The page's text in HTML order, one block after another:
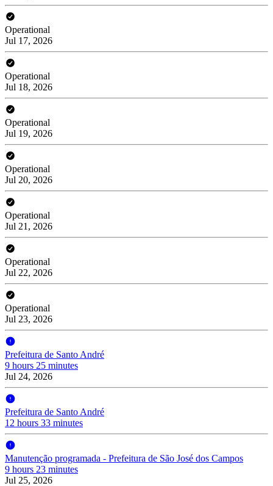
Operational
Jul 17, 2026
Operational
Jul 18, 2026
Operational
Jul 19, 2026
Operational
Jul 20, 2026
Operational
Jul 21, 2026
Operational
Jul 22, 2026
Operational
Jul 23, 2026
Prefeitura de Santo André
9 hours 25 minutes
Jul 24, 2026
Prefeitura de Santo André
12 hours 33 minutes
Manutenção programada - Prefeitura de São José dos Campos
9 hours 23 minutes
Jul 25, 2026